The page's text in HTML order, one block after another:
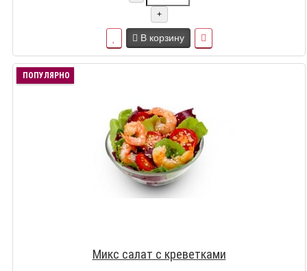
+
В корзину
ПОПУЛЯРНО
Микс салат с креветками